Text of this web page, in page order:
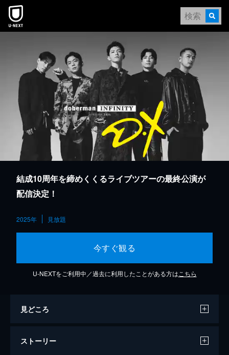
本文へスキップ
結成10周年を締めくくるライブツアーの最終公演が
配信決定！
2025年 見放題
今すぐ観る
U-NEXTをご利用中／過去に利用したことがある方は こちら
見どころ
ストーリー